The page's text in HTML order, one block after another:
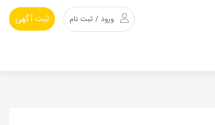
ورود / ثبت نام ثبت آگهی